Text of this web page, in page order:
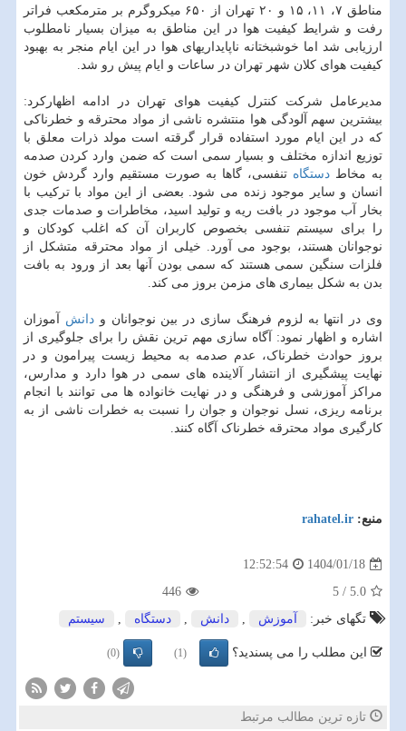
مناطق ۷، ۱۱، ۱۵ و ۲۰ تهران از ۶۵۰ میکروگرم بر مترمکعب فراتر
رفت و شرایط کیفیت هوا در این مناطق به میزان بسیار نامطلوب
ارزیابی شد اما خوشبختانه ناپایداریهای هوا در این ایام منجر به بهبود
کیفیت هوای کلان شهر تهران در ساعات و ایام پیش رو شد.
مدیرعامل شرکت کنترل کیفیت هوای تهران در ادامه اظهارکرد:
بیشترین سهم آلودگی هوا منتشره ناشی از مواد محترقه و خطرناکی
که در این ایام مورد استفاده قرار گرقته است مولد ذرات معلق با
توزیع اندازه مختلف و بسیار سمی است که ضمن وارد کردن صدمه
به مخاط دستگاه تنفسی، گاها به صورت مستقیم وارد گردش خون
انسان و سایر موجود زنده می شود. بعضی از این مواد با ترکیب با
بخار آب موجود در بافت ریه و تولید اسید، مخاطرات و صدمات جدی
را برای سیستم تنفسی بخصوص کاربران آن که اغلب کودکان و
نوجوانان هستند، بوجود می آورد. خیلی از مواد محترقه متشکل از
فلزات سنگین سمی هستند که سمی بودن آنها بعد از ورود به بافت
بدن به شکل بیماری های مزمن بروز می کند.
وی در انتها به لزوم فرهنگ سازی در بین نوجوانان ودانش آموزان
اشاره و اظهار نمود: آگاه سازی مهم ترین نقش را برای جلوگیری از
بروز حوادث خطرناک، عدم صدمه به محیط زیست پیرامون و در
نهایت پیشگیری از انتشار آلاینده های سمی در هوا دارد و مدارس،
مراکز آموزشی و فرهنگی و در نهایت خانواده ها می توانند با انجام
برنامه ریزی، نسل نوجوان و جوان را نسبت به خطرات ناشی از به
کارگیری مواد محترقه خطرناک آگاه کنند.
منبع: rahatel.ir
1404/01/18
12:52:54
5.0
/
5
446
تگهای خبر:
آموزش , دانش , دستگاه , سیستم
این مطلب را می پسندید؟ (1)
(0)
تازه ترین مطالب مرتبط